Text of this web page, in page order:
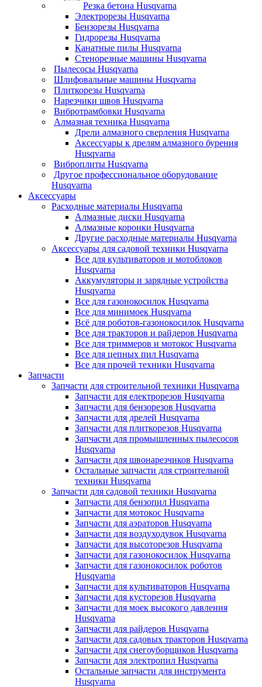
Резка бетона Husqvarna
Электрорезы Husqvarna
Бензорезы Husqvarna
Гидрорезы Husqvarna
Канатные пилы Husqvarna
Стенорезные машины Husqvarna
Пылесосы Husqvarna
Шлифовальные машины Husqvarna
Плиткорезы Husqvarna
Нарезчики швов Husqvarna
Вибротрамбовки Husqvarna
Алмазная техника Husqvarna
Дрели алмазного сверления Husqvarna
Аксессуары к дрелям алмазного бурения
Husqvarna
Виброплиты Husqvarna
Другое профессиональное оборудование
Husqvarna
Аксессуары
Расходные материалы Husqvarna
Алмазные диски Husqvarna
Алмазные коронки Husqvarna
Другие расходные материалы Husqvarna
Аксессуары для садовой техники Husqvarna
Все для культиваторов и мотоблоков
Husqvarna
Аккумуляторы и зарядные устройства
Husqvarna
Все для газонокосилок Husqvarna
Все для минимоек Husqvarna
Всё для роботов-газонокосилок Husqvarna
Все для тракторов и райдеров Husqvarna
Все для триммеров и мотокос Husqvarna
Все для цепных пил Husqvarna
Все для прочей техники Husqvarna
Запчасти
Запчасти для строительной техники Husqvarna
Запчасти для електрорезов Husqvarna
Запчасти для бензорезов Husqvarna
Запчасти для дрелей Husqvarna
Запчасти для плиткорезов Husqvarna
Запчасти для промышленных пылесосов
Husqvarna
Запчасти для швонарезчиков Husqvarna
Остальные запчасти для строительной
техники Husqvarna
Запчасти для садовой техники Husqvarna
Запчасти для бензопил Husqvarna
Запчасти для мотокос Husqvarna
Запчасти для аэраторов Husqvarna
Запчасти для воздуходувок Husqvarna
Запчасти для высоторезов Husqvarna
Запчасти для газонокосилок Husqvarna
Запчасти для газонокосилок роботов
Husqvarna
Запчасти для культиваторов Husqvarna
Запчасти для кусторезов Husqvarna
Запчасти для моек высокого давления
Husqvarna
Запчасти для райдеров Husqvarna
Запчасти для садовых тракторов Husqvarna
Запчасти для снегоуборщиков Husqvarna
Запчасти для электропил Husqvarna
Остальные запчасти для инструмента
Husqvarna